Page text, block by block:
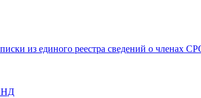
из единого реестра сведений о членах